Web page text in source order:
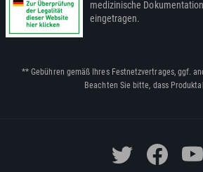
medizinische
eingetragen.
** Gebühren gemäß Ihres Festnetzvertrages, ggf.
Beachten Sie bitte, dass